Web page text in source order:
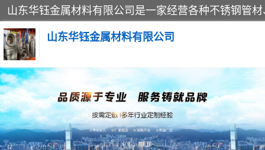
山东华钰金属材料有限公司
不锈钢管
管件标准件